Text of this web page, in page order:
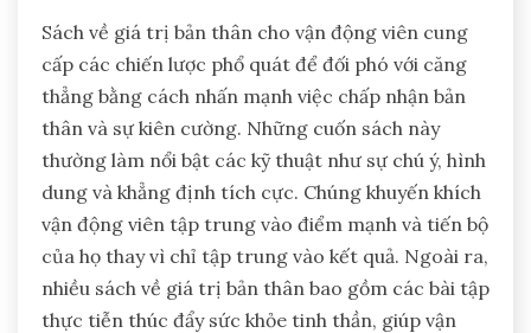
Sách về giá trị bản thân cho vận động viên cung
cấp các chiến lược phổ quát để đối phó với căng
thẳng bằng cách nhấn mạnh việc chấp nhận bản
thân và sự kiên cường. Những cuốn sách này
thường làm nổi bật các kỹ thuật như sự chú ý, hình
dung và khẳng định tích cực. Chúng khuyến khích
vận động viên tập trung vào điểm mạnh và tiến bộ
của họ thay vì chỉ tập trung vào kết quả. Ngoài ra,
nhiều sách về giá trị bản thân bao gồm các bài tập
thực tiễn thúc đẩy sức khỏe tinh thần, giúp vận